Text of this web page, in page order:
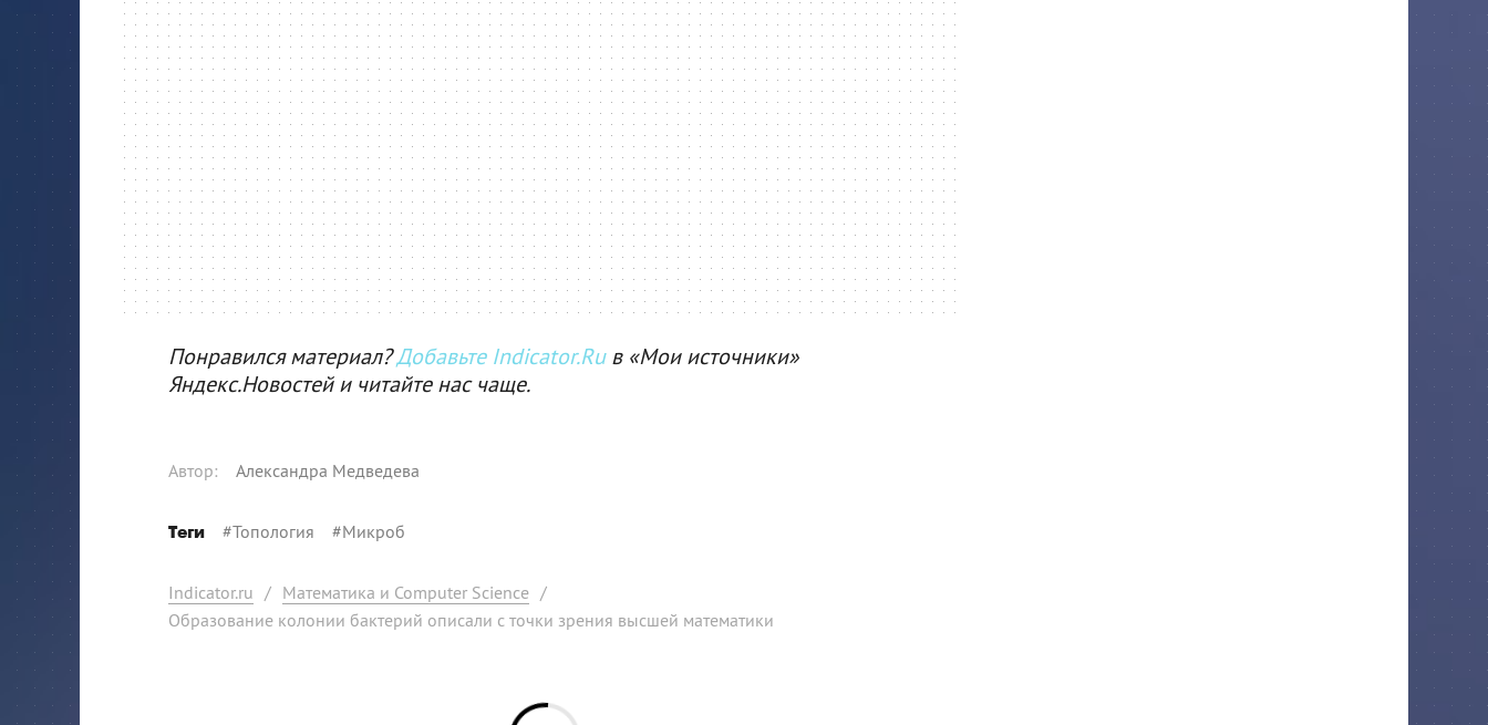
Понравился материал?Добавьте Indicator.Ruв «Мои источники»
Яндекс.Новостей и читайте нас чаще.
Автор: Александра Медведева
Теги #Топология #Микроб
Indicator.ru / Математика и Computer Science /
Образование колонии бактерий описали с точки зрения высшей математики